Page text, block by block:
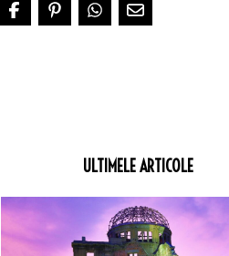
ULTIMELE ARTICOLE